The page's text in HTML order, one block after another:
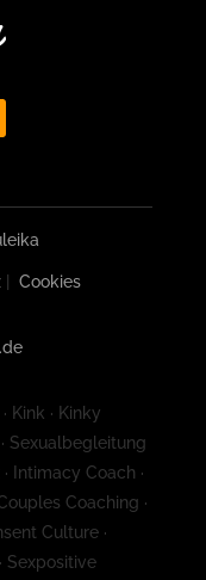
| Cookies
Kink · Kinky
Sexualbegleitung
Intimacy Coach ·
Coaching ·
Culture ·
Sexpositive